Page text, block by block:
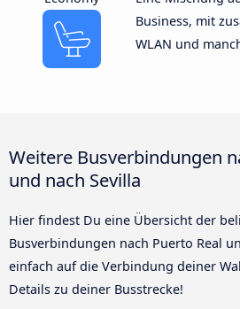
Business, mit
WLAN und
Weitere Busverbindungen
und nach Sevilla
Hier findest Du eine Übersicht der
Busverbindungen nach Puerto Real
einfach auf die Verbindung deiner
Details zu deiner Busstrecke!